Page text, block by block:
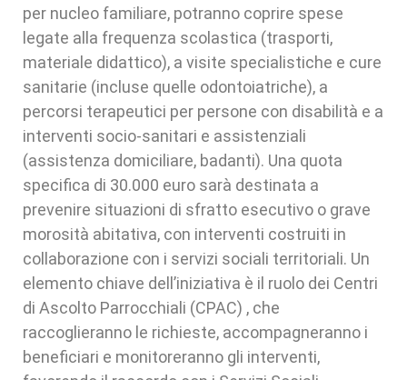
per nucleo familiare, potranno coprire spese
legate alla frequenza scolastica (trasporti,
materiale didattico), a visite specialistiche e cure
sanitarie (incluse quelle odontoiatriche), a
percorsi terapeutici per persone con disabilità e a
interventi socio-sanitari e assistenziali
(assistenza domiciliare, badanti). Una quota
specifica di 30.000 euro sarà destinata a
prevenire situazioni di sfratto esecutivo o grave
morosità abitativa, con interventi costruiti in
collaborazione con i servizi sociali territoriali. Un
elemento chiave dell’iniziativa è il ruolo dei Centri
di Ascolto Parrocchiali (CPAC) , che
raccoglieranno le richieste, accompagneranno i
beneficiari e monitoreranno gli interventi,